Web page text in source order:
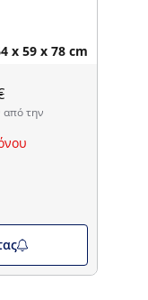
x 59 x 78 cm
από την